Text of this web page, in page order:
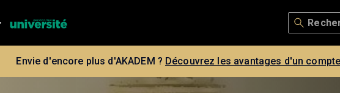
Envie d'encore plus d'AKADEM ? Découvrez les avantages d'un